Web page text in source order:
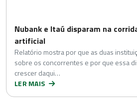
Nubank e Itaú disparam na
artificial
Relatório mostra por que as duas
sobre os concorrentes e por que essa
crescer daqui…
LER MAIS